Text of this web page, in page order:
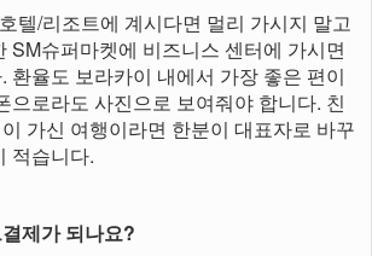
텔/리조트에 계시다면 멀리 가시지 말고
SM슈퍼마켓에 비즈니스 센터에 가시면
환율도 보라카이 내에서 가장 좋은 편이
으로라도 사진으로 보여줘야 합니다. 친
가신 여행이라면 한분이 대표자로 바꾸
적습니다.
제가 되나요?